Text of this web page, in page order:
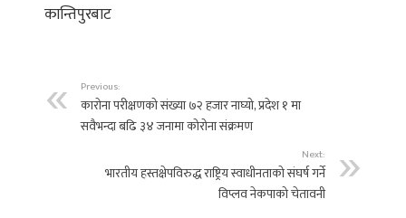
कान्तिपुरबाट
Previous:
काराेना परीक्षणको संख्या ७२ हजार नाघ्यो, प्रदेश १ मा
सवैभन्दा बढि ३४ जनामा कोरोना संक्रमण
Next:
भारतीय हस्तक्षेपविरुद्ध राष्ट्रिय स्वाधीनताको संघर्ष गर्ने
विप्लव नेकपाको चेतावनी